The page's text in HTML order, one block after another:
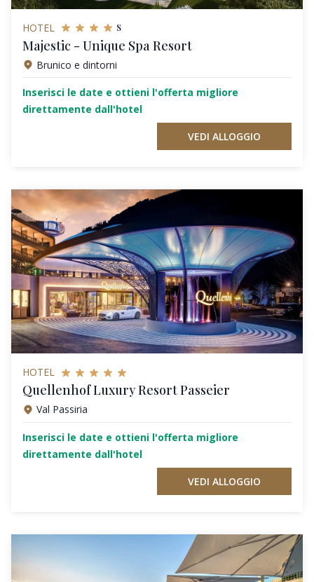
HOTEL s
Majestic - Unique Spa Resort
Brunico e dintorni
Inserisci le date e ottieni l'offerta migliore
direttamente dall'hotel
VEDI ALLOGGIO
HOTEL
Quellenhof Luxury Resort Passeier
Val Passiria
Inserisci le date e ottieni l'offerta migliore
direttamente dall'hotel
VEDI ALLOGGIO